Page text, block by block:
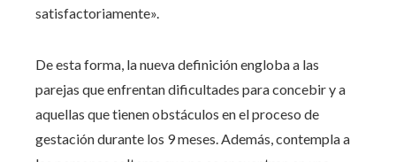
satisfactoriamente».
De esta forma, la nueva definición engloba a las
parejas que enfrentan dificultades para concebir y a
aquellas que tienen obstáculos en el proceso de
gestación durante los 9 meses. Además, contempla a